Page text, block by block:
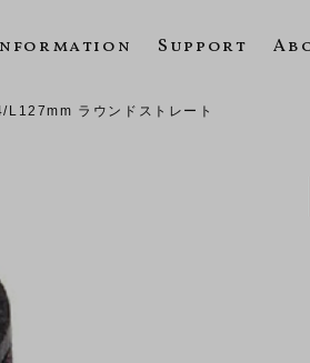
Support
L127mm ラウンドストレート